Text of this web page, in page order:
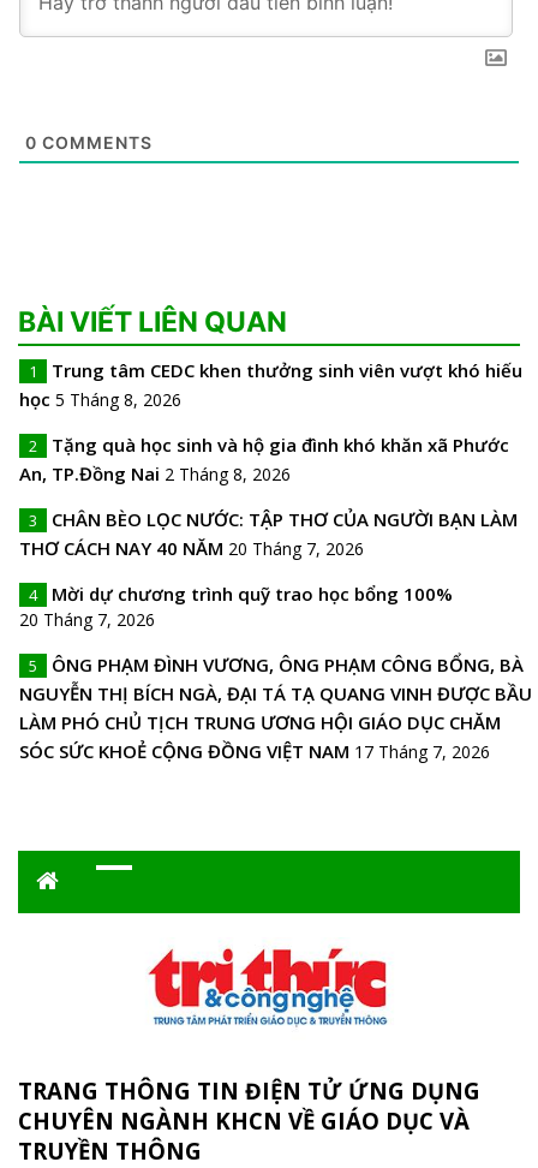
0 COMMENTS
BÀI VIẾT LIÊN QUAN
1
Trung tâm CEDC khen thưởng sinh viên vượt khó hiếu
học 5 Tháng 8, 2026
2
Tặng quà học sinh và hộ gia đình khó khăn xã Phước
An, TP.Đồng Nai 2 Tháng 8, 2026
3
CHÂN BÈO LỌC NƯỚC: TẬP THƠ CỦA NGƯỜI BẠN LÀM
THƠ CÁCH NAY 40 NĂM 20 Tháng 7, 2026
4 Mời dự chương trình quỹ trao học bổng 100%
20 Tháng 7, 2026
5
ÔNG PHẠM ĐÌNH VƯƠNG, ÔNG PHẠM CÔNG BỔNG, BÀ
NGUYỄN THỊ BÍCH NGÀ, ĐẠI TÁ TẠ QUANG VINH ĐƯỢC BẦU
LÀM PHÓ CHỦ TỊCH TRUNG ƯƠNG HỘI GIÁO DỤC CHĂM
SÓC SỨC KHOẺ CỘNG ĐỒNG VIỆT NAM 17 Tháng 7, 2026
TRANG THÔNG TIN ĐIỆN TỬ ỨNG DỤNG
CHUYÊN NGÀNH KHCN VỀ GIÁO DỤC VÀ
TRUYỀN THÔNG